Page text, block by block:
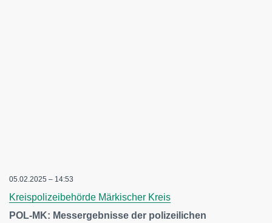
05.02.2025 – 14:53
Kreispolizeibehörde Märkischer Kreis
POL-MK: Messergebnisse der polizeilichen